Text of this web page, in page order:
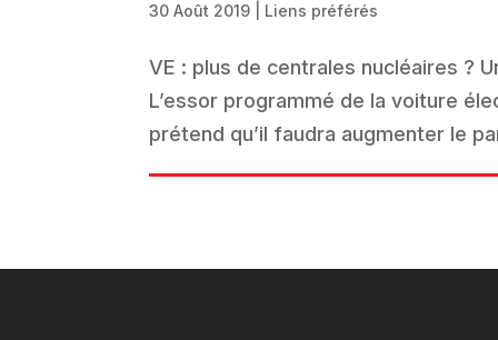
30 Août 2019 Liens préférés
VE : plus de centrales nucléaires ?
L’essor programmé de la voiture
prétend qu’il faudra augmenter le